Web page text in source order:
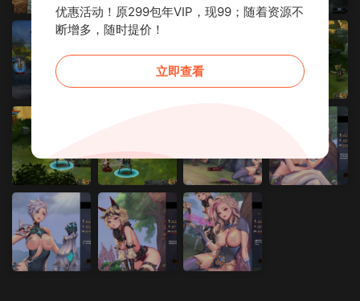
优惠活动！原299包年VIP，现99；随着资源不
断增多，随时提价！
立即查看